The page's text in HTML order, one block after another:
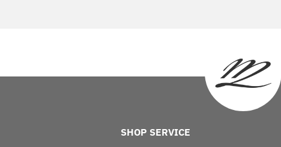
SHOP SERVICE